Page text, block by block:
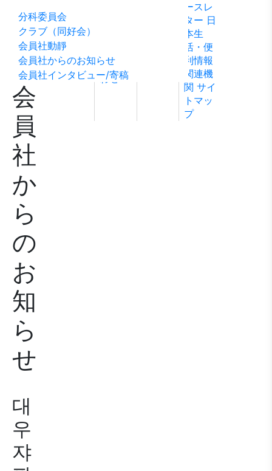
会 東京
支部
ェブア
クセシ
ビリテ
ィ方針
問い合
わせ
ースレ
ター 日
本生
活・便
利情報
関連機
関 サイ
トマッ
プ
分科委員会
クラブ（同好会）
会員社動靜
会員社からのお知らせ
会員社インタビュー/寄稿
会
員
社
か
ら
の
お
知
ら
せ
대
우
쟈